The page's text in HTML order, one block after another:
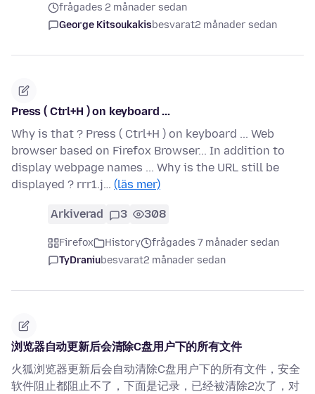
frågades 2 månader sedan
George Kitsoukakisbesvarat2 månader sedan
Press ( Ctrl+H ) on keyboard ...
Why is that ? Press ( Ctrl+H ) on keyboard ... Web
browser based on Firefox Browser... In addition to
display webpage names ... Why is the URL still be
displayed ? rrr1.j… (läs mer)
Arkiverad 3 308
Firefox History
frågades 7 månader sedan
TyDraniubesvarat2 månader sedan
浏览器自动更新后会清除C盘用户下的所有文件
火狐浏览器更新后会自动清除C盘用户下的所有文件，安全
软件阻止都阻止不了，下面是记录，已经被清除2次了，对